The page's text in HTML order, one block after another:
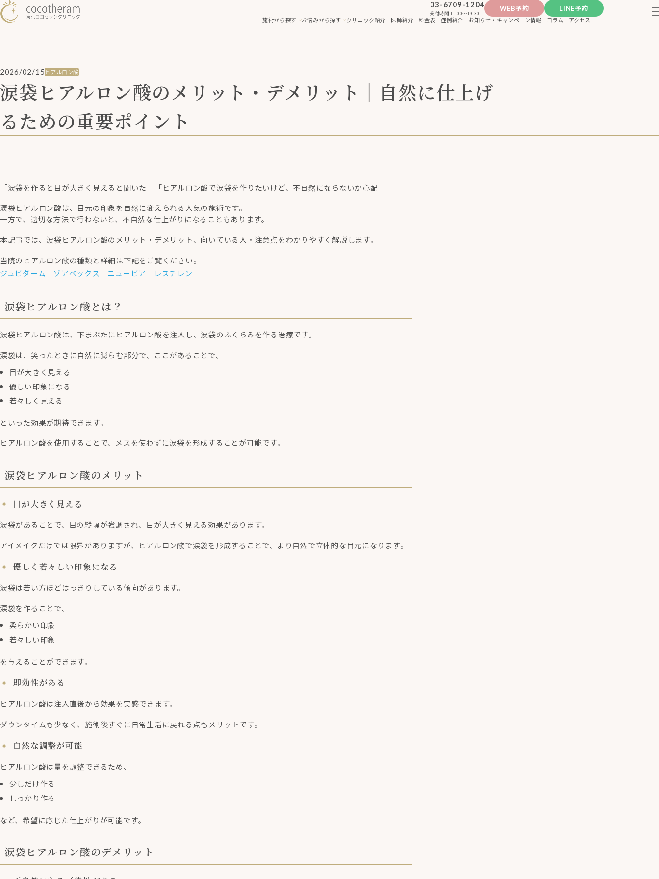
03-6709-1204
受付時間 11:00〜19:30
WEB予約
LINE予約
施術から探す
お悩みから探す クリニック紹介 医師紹介 料金表 症例紹介 お知らせ・キャンペーン情報 コラム アクセス
2026/02/15 ヒアルロン酸
涙袋ヒアルロン酸のメリット・デメリット｜自然に仕上げ
るための重要ポイント
「涙袋を作ると目が大きく見えると聞いた」「ヒアルロン酸で涙袋を作りたいけど、不自然にならないか心配」
涙袋ヒアルロン酸は、目元の印象を自然に変えられる人気の施術です。
一方で、適切な方法で行わないと、不自然な仕上がりになることもあります。
本記事では、涙袋ヒアルロン酸のメリット・デメリット、向いている人・注意点をわかりやすく解説します。
当院のヒアルロン酸の種類と詳細は下記をご覧ください。
ジュビダーム
ゾアベックス ニュービア レスチレン
涙袋ヒアルロン酸とは？
涙袋ヒアルロン酸は、下まぶたにヒアルロン酸を注入し、涙袋のふくらみを作る治療です。
涙袋は、笑ったときに自然に膨らむ部分で、ここがあることで、
目が大きく見える
優しい印象になる
若々しく見える
といった効果が期待できます。
ヒアルロン酸を使用することで、メスを使わずに涙袋を形成することが可能です。
涙袋ヒアルロン酸のメリット
目が大きく見える
涙袋があることで、目の縦幅が強調され、目が大きく見える効果があります。
アイメイクだけでは限界がありますが、ヒアルロン酸で涙袋を形成することで、より自然で立体的な目元になります。
優しく若々しい印象になる
涙袋は若い方ほどはっきりしている傾向があります。
涙袋を作ることで、
柔らかい印象
若々しい印象
を与えることができます。
即効性がある
ヒアルロン酸は注入直後から効果を実感できます。
ダウンタイムも少なく、施術後すぐに日常生活に戻れる点もメリットです。
自然な調整が可能
ヒアルロン酸は量を調整できるため、
少しだけ作る
しっかり作る
など、希望に応じた仕上がりが可能です。
涙袋ヒアルロン酸のデメリット